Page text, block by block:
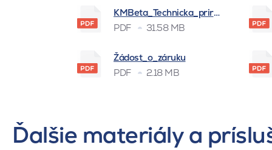
KMBeta_Technicka_prirucka_BSK_
PDF
31.58 MB
Žádost_o_záruku
PDF
2.18 MB
Ďalšie materiály a